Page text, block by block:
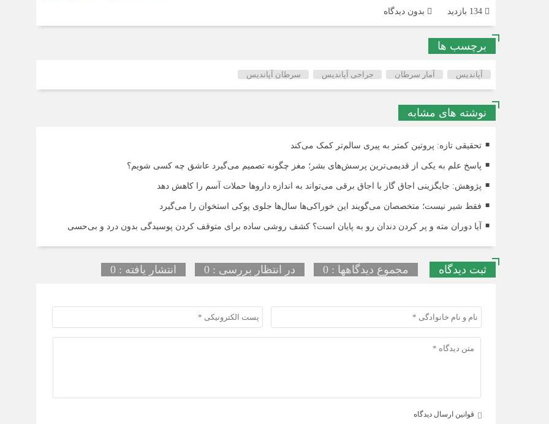
بدون دیدگاه
برچسب ها
آپاندیس آمار سرطان جراحی آپاندیس سرطان آپاندیس
نوشته های مشابه
تحقیقی تازه: پروتین کمتر به پیری سالم‌تر کمک می‌کند
پاسخ علم به یکی از قدیمی‌ترین پرسش‌های بشر؛ مغز چگونه تصمیم می‌گیرد عاشق چه کسی شویم؟
پژوهش: جایگزینی اجاق گاز با اجاق برقی می‌تواند به اندازه داروها حملات آسم را کاهش دهد
فقط شیر نیست؛ متخصصان می‌گویند این خوراکی‌ها سال‌ها جلوی پوکی استخوان را می‌گیرد
آیا دوران مته و پر کردن دندان رو به پایان است؟ کشف روشی ساده برای متوقف کردن پوسیدگی بدون درد و بی‌حسی
ثبت دیدگاه مجموع دیدگاهها : 0 در انتظار بررسی : 0 انتشار یافته : 0
قوانین ارسال دیدگاه